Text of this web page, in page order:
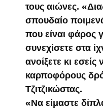
τους αιώνες.
σπουδαίο
που είναι φάρος
συνεχίσετε στα
ανοίξετε κι
καρποφόρους
Τζιτζικώστας.
«Να είμαστε